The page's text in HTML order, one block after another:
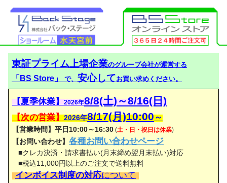
東証プライム上場企業のグループ会社が運営する
「BS Store」 で、 安心してお買い求めください。
【夏季休業】2026年8/8(土)～8/16(日)
【次の営業】2026年8/17(月)10:00～
【営業時間】平日10:00～16:30 (土・日・祝日は休業)
【お問い合わせ】 各種お問い合わせページ
■クレカ決済・請求書払い(月末締め翌月末払い)対応
■税込11,000円以上のご注文で送料無料
インボイス制度の対応について